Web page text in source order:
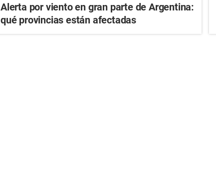
Alerta por viento en gran parte de Argentina:
qué provincias están afectadas